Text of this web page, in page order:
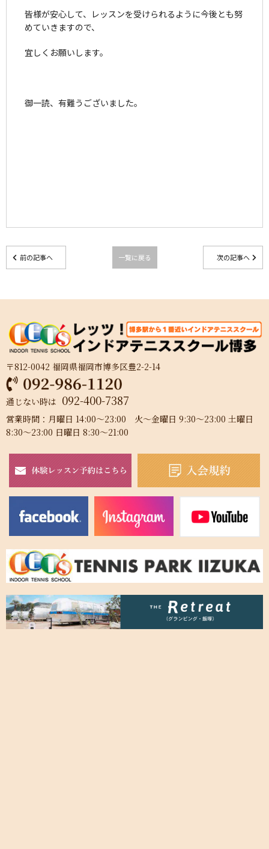
皆様が安心して、レッスンを受けられるように今後とも努
めていきますので、
宜しくお願いします。
御一読、有難うございました。
前の記事へ 一覧に戻る 次の記事へ
〒812-0042 福岡県福岡市博多区豊2-2-14
通じない時は 092-400-7387
営業時間：月曜日 14:00～23:00 火～金曜日 9:30～23:00 土曜日
8:30～23:00 日曜日 8:30～21:00